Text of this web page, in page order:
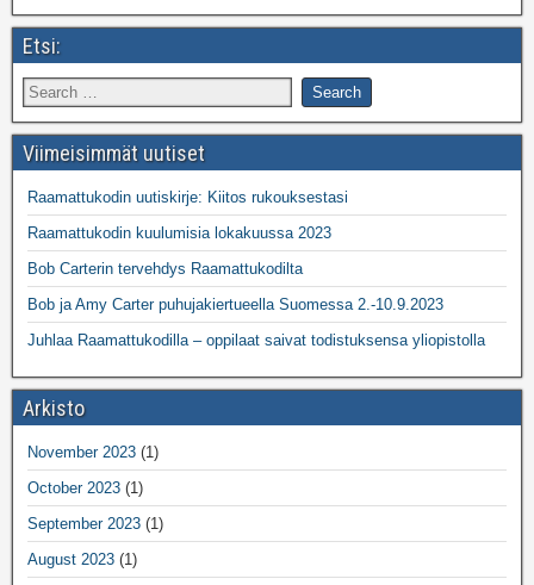
Etsi:
Viimeisimmät uutiset
Raamattukodin uutiskirje: Kiitos rukouksestasi
Raamattukodin kuulumisia lokakuussa 2023
Bob Carterin tervehdys Raamattukodilta
Bob ja Amy Carter puhujakiertueella Suomessa 2.-10.9.2023
Juhlaa Raamattukodilla – oppilaat saivat todistuksensa yliopistolla
Arkisto
November 2023 (1)
October 2023 (1)
September 2023 (1)
August 2023 (1)